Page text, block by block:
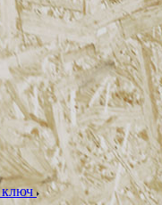
ключ